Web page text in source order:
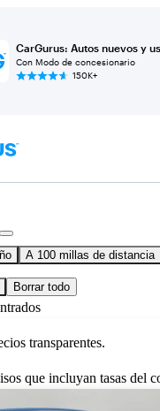
CarGurus: Autos nuevos y
Con Modo de concesionario
150K+
A 100 millas de distancia
Borrar todo
transparentes.
que incluyan tasas del